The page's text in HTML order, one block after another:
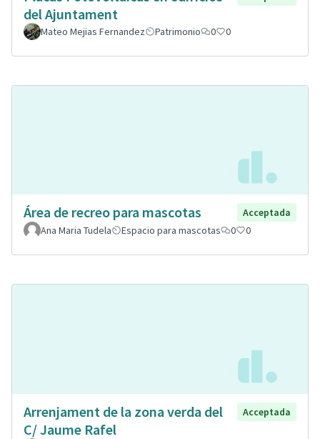
del Ajuntament
Mateo Mejias Fernandez Patrimonio 0 0
Área de recreo para mascotas
Acceptada
Ana Maria Tudela
Espacio para mascotas 0 0
Arrenjament de la zona verda del
C/ Jaume Rafel
Acceptada